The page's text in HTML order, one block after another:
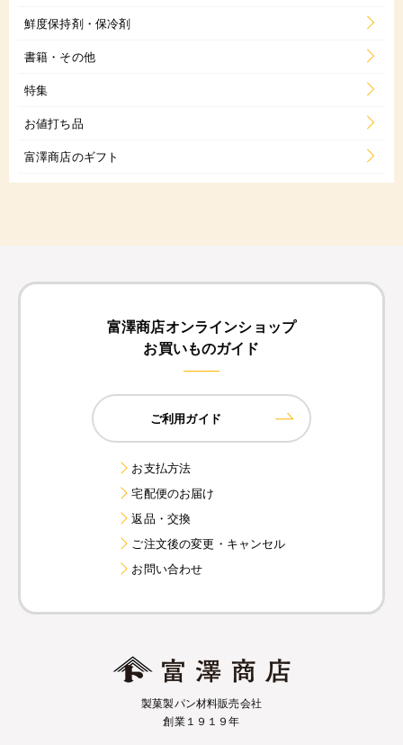
鮮度保持剤・保冷剤
書籍・その他
特集
お値打ち品
富澤商店のギフト
富澤商店オンラインショップ
お買いものガイド
ご利用ガイド
お支払方法
宅配便のお届け
返品・交換
ご注文後の変更・キャンセル
お問い合わせ
製菓製パン材料販売会社
創業１９１９年